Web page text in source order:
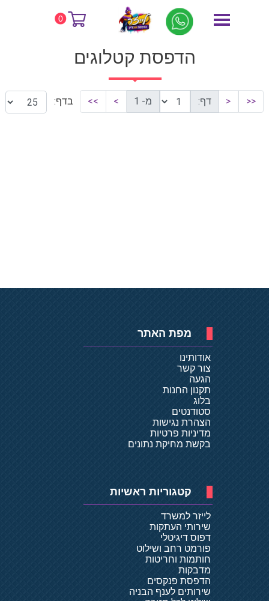
0 דף הבית הדפסת קטלוגים
הדפסת קטלוגים
<<
< דף: מ- 1 >
>> בדף:
מפת האתר
אודותינו
צור קשר
הגעה
תקנון החנות
בלוג
סטודנטים
הצהרת נגישות
מדיניות פרטיות
בקשת מחיקת נתונים
קטגוריות ראשיות
לייזר למשרד
שירותי העתקות
דפוס דיגיטלי
פורמט רחב ושילוט
חותמות וחריטות
מדבקות
הדפסת פנקסים
שירותים לענף הבניה